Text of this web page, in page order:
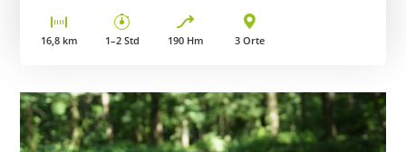
16,8km 1–2 Std 190 Hm 3Orte